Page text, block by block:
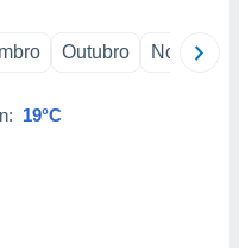
Outubro Novembro
19°C